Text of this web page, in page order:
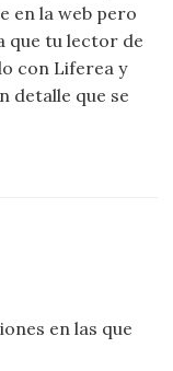
en la web pero
que tu lector de
con Liferea y
detalle que se
en las que